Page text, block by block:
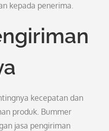
kepada penerima.
kecepatan dan
produk. Bummer
jasa pengiriman